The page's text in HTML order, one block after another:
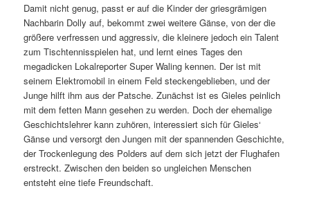
Damit nicht genug, passt er auf die Kinder der griesgrämigen
Nachbarin Dolly auf, bekommt zwei weitere Gänse, von der die
größere verfressen und aggressiv, die kleinere jedoch ein Talent
zum Tischtennisspielen hat, und lernt eines Tages den
megadicken Lokalreporter Super Waling kennen. Der ist mit
seinem Elektromobil in einem Feld steckengeblieben, und der
Junge hilft ihm aus der Patsche. Zunächst ist es Gieles peinlich
mit dem fetten Mann gesehen zu werden. Doch der ehemalige
Geschichtslehrer kann zuhören, interessiert sich für Gieles‘
Gänse und versorgt den Jungen mit der spannenden Geschichte,
der Trockenlegung des Polders auf dem sich jetzt der Flughafen
erstreckt. Zwischen den beiden so ungleichen Menschen
entsteht eine tiefe Freundschaft.